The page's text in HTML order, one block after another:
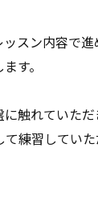
スン内容で進
す。
触れていただ
練習してい